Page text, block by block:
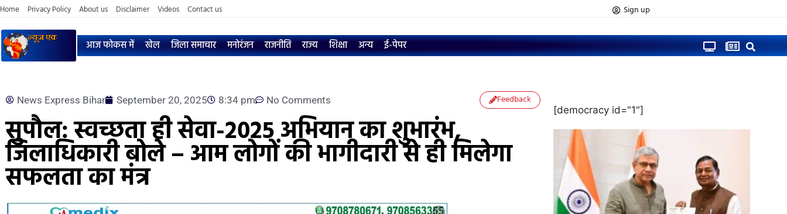
Home Privacy Policy About us Disclaimer Videos Contact us Sign up
आज फोकस में खेल जिला समाचार मनोरंजन राजनीति राज्य शिक्षा अन्य ई-पेपर
News Express Bihar September 20, 2025 8:34 pm No Comments Feedback
सुपौल: स्वच्छता ही सेवा-2025 अभियान का शुभारंभ,
जिलाधिकारी बोले – आम लोगों की भागीदारी से ही मिलेगा
सफलता का मंत्र
[democracy id="1"]